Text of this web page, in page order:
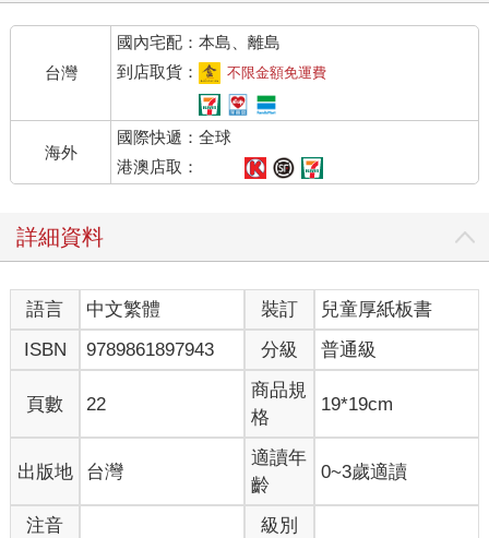
台灣
國內宅配：本島、離島
到店取貨：
不限金額免運費
海外
國際快遞：全球
港澳店取：
詳細資料
語言 中文繁體 裝訂
兒童厚紙板書
ISBN
9789861897943 分級 普通級
頁數 22
商品規
格
19*19cm
出版地 台灣
適讀年
齡
0~3歲適讀
注音 級別